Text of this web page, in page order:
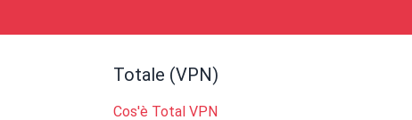
Totale (VPN)
Cos'è Total VPN